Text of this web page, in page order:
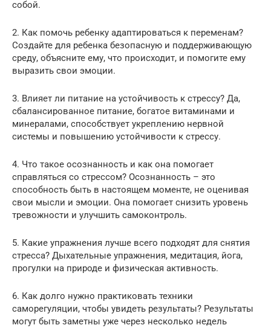
собой.
2. Как помочь ребенку адаптироваться к переменам?
Создайте для ребенка безопасную и поддерживающую
среду, объясните ему, что происходит, и помогите ему
выразить свои эмоции.
3. Влияет ли питание на устойчивость к стрессу? Да,
сбалансированное питание, богатое витаминами и
минералами, способствует укреплению нервной
системы и повышению устойчивости к стрессу.
4. Что такое осознанность и как она помогает
справляться со стрессом? Осознанность – это
способность быть в настоящем моменте, не оценивая
свои мысли и эмоции. Она помогает снизить уровень
тревожности и улучшить самоконтроль.
5. Какие упражнения лучше всего подходят для снятия
стресса? Дыхательные упражнения, медитация, йога,
прогулки на природе и физическая активность.
6. Как долго нужно практиковать техники
саморегуляции, чтобы увидеть результаты? Результаты
могут быть заметны уже через несколько недель